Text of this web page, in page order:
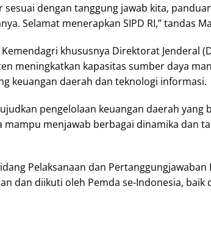
dengan tanggung jawab kita,
Selamat menerapkan SIPD RI,” tandas
khususnya Direktorat Jenderal
meningkatkan kapasitas sumber daya
keuangan daerah dan teknologi informasi.
pengelolaan keuangan daerah yang
menjawab berbagai dinamika dan
Pelaksanaan dan Pertanggungjawaban
dan diikuti oleh Pemda se-Indonesia, baik